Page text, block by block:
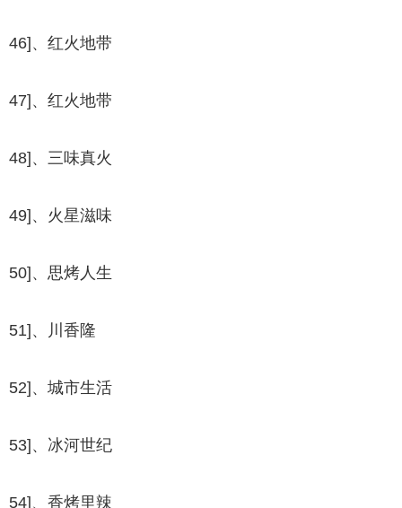
46]、红火地带
47]、红火地带
48]、三味真火
49]、火星滋味
50]、思烤人生
51]、川香隆
52]、城市生活
53]、冰河世纪
54]、香烤里辣